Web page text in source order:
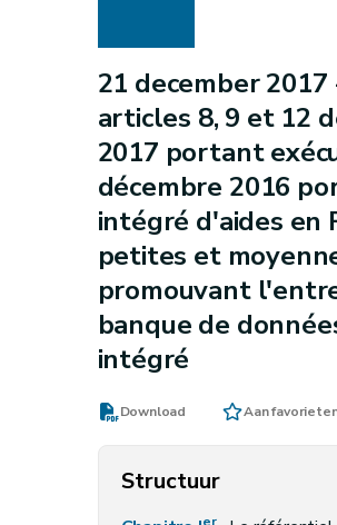
21 december
articles 8, 9 et 12
2017 portant
décembre 2016
intégré d'aides en
petites et
promouvant
banque de
intégré
Download Aan
Structuur